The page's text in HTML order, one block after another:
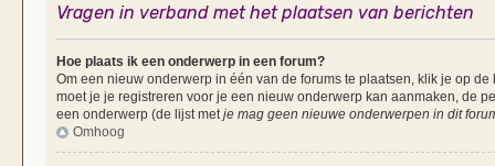
Vragen in verband met het plaatsen van berichten
Hoe plaats ik een onderwerp in een forum?
Om een nieuw onderwerp in één van de forums te plaatsen, klik je op
moet je je registreren voor je een nieuw onderwerp kan aanmaken, de
een onderwerp (de lijst met je mag geen nieuwe onderwerpen in dit
Omhoog